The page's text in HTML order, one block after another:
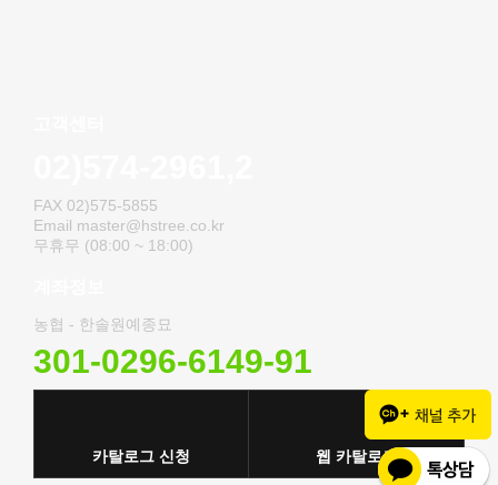
FAX 02)575-5855
Email master@hstree.co.kr
무휴무 (08:00 ~ 18:00)
농협 - 한솔원예종묘
301-0296-6149-91
카탈로그 신청 웹 카탈로그